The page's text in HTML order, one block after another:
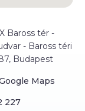
Baross tér -
- Baross téri
Budapest
Maps
227